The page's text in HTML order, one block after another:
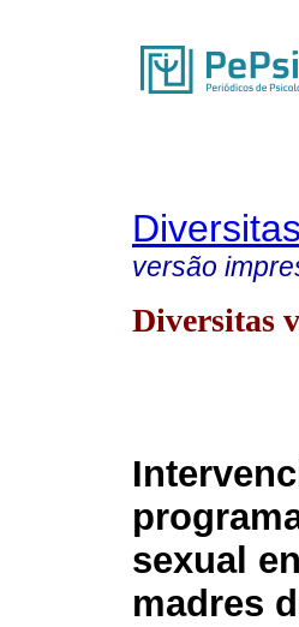
Diversitas
versão
Diversitas
sexual
madres